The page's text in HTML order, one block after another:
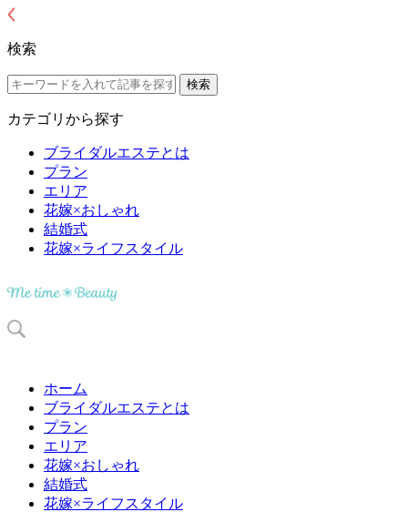
検索
カテゴリから探す
ブライダルエステとは
プラン
エリア
花嫁×おしゃれ
結婚式
花嫁×ライフスタイル
ホーム
ブライダルエステとは
プラン
エリア
花嫁×おしゃれ
結婚式
花嫁×ライフスタイル